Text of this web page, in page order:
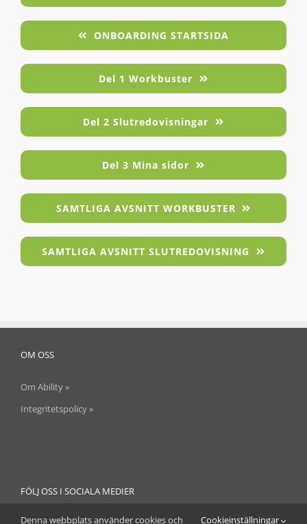
ONBOARDING STARTSIDA
Del 1 Workbuster
Del 2 Slutredovisningar
Del 3 Mina sidor
SAMTLIGA AVSNITT WORKBUSTER
SAMTLIGA AVSNITT SLUTREDOVISNING
OM OSS
Om Ability »
Integritetspolicy »
FÖLJ OSS I SOCIALA MEDIER
Denna webbplats använder cookies och Cookieinställningar